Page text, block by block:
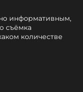
информативным,
съёмка
количестве